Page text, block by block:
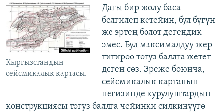
Кыргызстандын
сейсмикалык картасы.
Дагы бир жолу баса
белгилеп кетейин, бул бүгүн
же эртең болот дегендик
эмес. Бул максималдуу жер
титирөө тогуз баллга жетет
деген сөз. Эреже боюнча,
сейсмикалык картанын
негизинде курулуштардын
конструкциясы тогуз баллга чейинки силкинүүгө